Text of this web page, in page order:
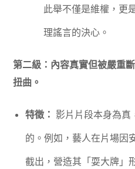
此舉不僅是維權，更
理謠言的決心。
第二級：內容真實但被嚴重
扭曲。
特徵： 影片片段本身為真
的。例如，藝人在片場因
截出，營造其「耍大牌」